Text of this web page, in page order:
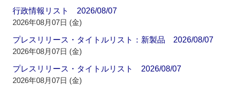
行政情報リスト 2026/08/07
2026年08月07日 (金)
プレスリリース・タイトルリスト：新製品 2026/08/07
2026年08月07日 (金)
プレスリリース・タイトルリスト 2026/08/07
2026年08月07日 (金)